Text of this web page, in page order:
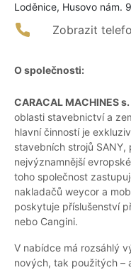
Loděnice, Husovo nám. 9
Zobrazit
O společnosti:
CARACAL MACHINES s.
oblasti stavebnictví a
hlavní činností je
stavebních strojů
nejvýznamnější
toho společnost
nakladačů weycor a
poskytuje příslušenství
nebo Cangini.
V nabídce má rozsáhlý
nových, tak použitých –